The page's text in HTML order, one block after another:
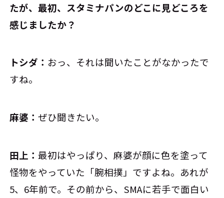
たが、最初、スタミナパンのどこに見どころを
感じましたか？
トシダ： おっ、それは聞いたことがなかったで
すね。
麻婆：ぜひ聞きたい。
田上：最初はやっぱり、麻婆が顔に色を塗って
怪物をやっていた「腕相撲」ですよね。あれが
5、6年前で。その前から、SMAに若手で面白い